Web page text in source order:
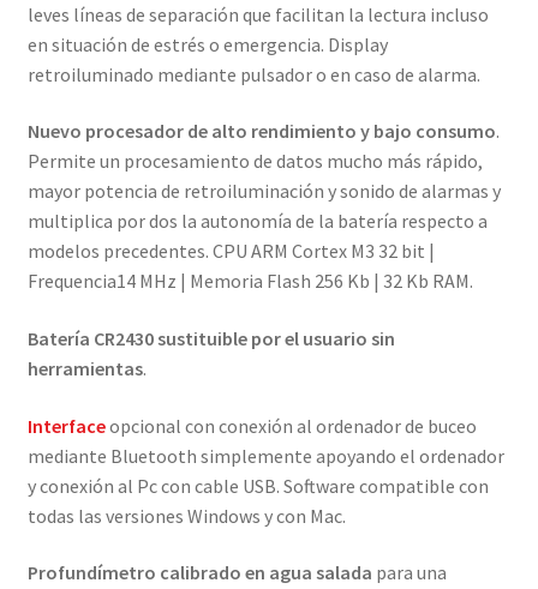
leves líneas de separación que facilitan la lectura incluso
en situación de estrés o emergencia. Display
retroiluminado mediante pulsador o en caso de alarma.
Nuevo procesador de alto rendimiento y bajo consumo.
Permite un procesamiento de datos mucho más rápido,
mayor potencia de retroiluminación y sonido de alarmas y
multiplica por dos la autonomía de la batería respecto a
modelos precedentes. CPU ARM Cortex M3 32 bit |
Frequencia14 MHz | Memoria Flash 256 Kb | 32 Kb RAM.
Batería CR2430 sustituible por el usuario sin
herramientas.
Interfaceopcional con conexión al ordenador de buceo
mediante Bluetooth simplemente apoyando el ordenador
y conexión al Pc con cable USB. Software compatible con
todas las versiones Windows y con Mac.
Profundímetro calibrado en agua salada para una